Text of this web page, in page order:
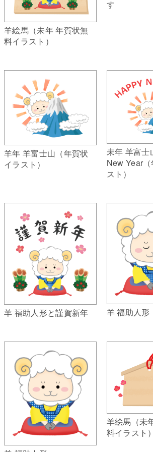
羊絵馬（未年 年賀状無
料イラスト）
す
羊年 羊富士山（年賀状
イラスト）
未年 羊富士
New Year
スト）
羊 福助人形と謹賀新年 羊 福助人形
羊絵馬（未
料イラスト